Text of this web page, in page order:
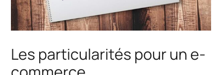
Les particularités pour un e-